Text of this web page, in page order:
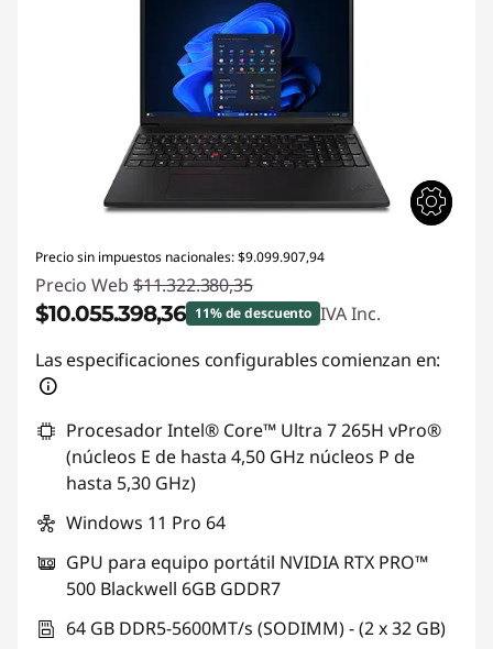
Precio sin impuestos nacionales: $9.099.907,94
Precio Web $11.322.380,35
$10.055.398,36 11% de descuento IVA Inc.
Descuento prod (inc IVA) :-$1.266.981,99
Las especificaciones configurables comienzan en:
Procesador Intel® Core™ Ultra 7 265H vPro®
(núcleos E de hasta 4,50 GHz núcleos P de
hasta 5,30 GHz)
Windows 11 Pro 64
GPU para equipo portátil NVIDIA RTX PRO™
500 Blackwell 6GB GDDR7
64 GB DDR5-5600MT/s (SODIMM) - (2 x 32 GB)